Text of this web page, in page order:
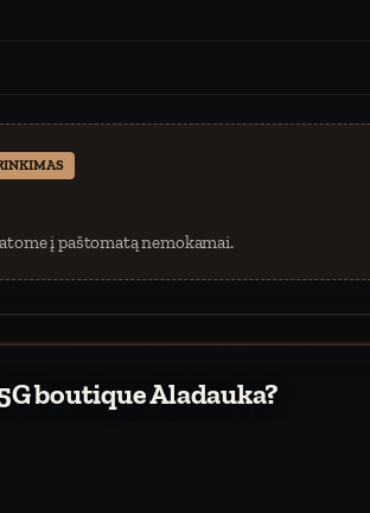
į paštomatą nemokamai.
boutique Aladauka?